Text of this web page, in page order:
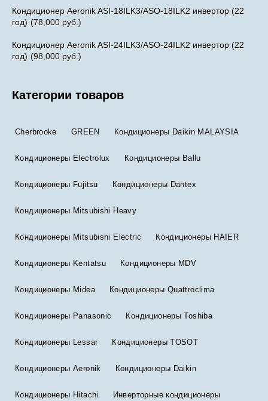
Кондиционер Aeronik ASI-18ILK3/ASO-18ILK2 инвертoр (22
год) (78,000 руб.)
Кондиционер Aeronik ASI-24ILK3/ASO-24ILK2 инвертoр (22
год) (98,000 руб.)
Категории товаров
Cherbrooke GREEN Кондиционеры Daikin MALAYSIA
Кондиционеры Electrolux Кондиционеры Ballu
Кондиционеры Fujitsu Кондиционеры Dantex
Кондиционеры Mitsubishi Heavy
Кондиционеры Mitsubishi Electric Кондиционеры HAIER
Кондиционеры Kentatsu Кондиционеры MDV
Кондиционеры Midea Кондиционеры Quattroclima
Кондиционеры Panasonic Кондиционеры Toshiba
Кондиционеры Lessar Кондиционеры TOSOT
Кондиционеры Aeronik Кондиционеры Daikin
Кондиционеры Hitachi Инверторные кондиционеры